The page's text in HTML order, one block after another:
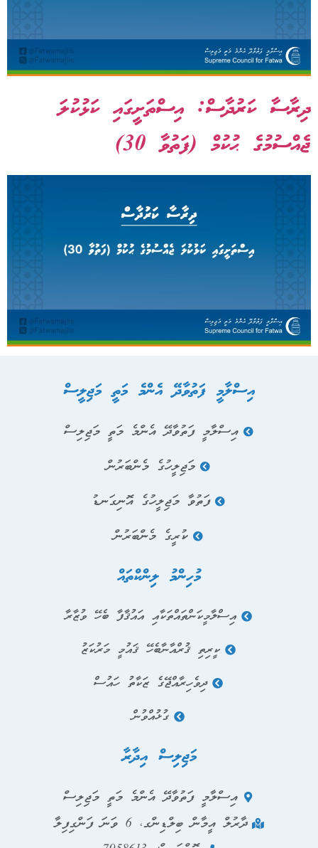
ދިރާސާ ކަރުދާސް: އިސްތަށީގައި ކަޅުކުލަ
ޖެއްސުމުގެ ޙުކުމް (ފަތުވާ 30)
އިސްލާމީ ފަތުވާދޭ އެންމެ މަތީ މަޖިލީސް
އިސްލާމީ ފަތުވާދޭ އެންމެ މަތީ މަޖިލިސް
މަޖިލީހުގެ މެންބަރުން
ފަތުވާ މަޖިލީހުގެ އޮނިގަނޑު
ކުރީގެ މެންބަރުން
މުހިންމު ލިންކްތައް
އިސްލާމީކަންތައްތަކާއި އައުޤާފާ ބެހޭ ވުޒާރާ
ކީރިތި ޤުރްއާނާބެހޭ ޤައުމީ މަރުކަޒު
ދިވެހިރާއްޖޭގެ ޒަކާތު ހައުސް
ގުޅުއްވުން
މަޖިލިސް އިދާރާ
އިސްލާމީ ފަތުވާދޭ އެންމެ މަތީ މަޖިލިސް
ދާރުލް އީމާން ބިލްޑިންގ، 6 ވަނަ ފަންގިފިލާ